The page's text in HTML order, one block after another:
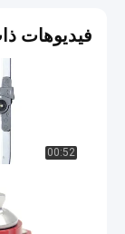
فيديوهات
00:52